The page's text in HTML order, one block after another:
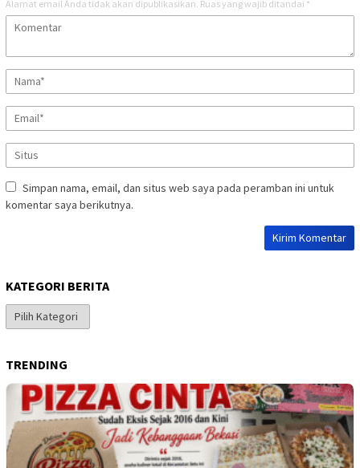
Alamat email Anda tidak akan dipublikasikan. Ruas yang wajib ditandai *
Simpan nama, email, dan situs web saya pada peramban ini untuk
komentar saya berikutnya.
KATEGORI BERITA
Kategori
Berita
TRENDING